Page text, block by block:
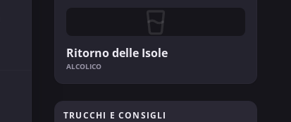
Ritorno delle Isole
ALCOLICO
TRUCCHI E CONSIGLI